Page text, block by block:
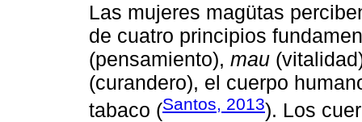
Las mujeres magütas
de cuatro principios
(pensamiento), mau
(curandero), el cuerpo
tabaco (Santos, 2013). Los